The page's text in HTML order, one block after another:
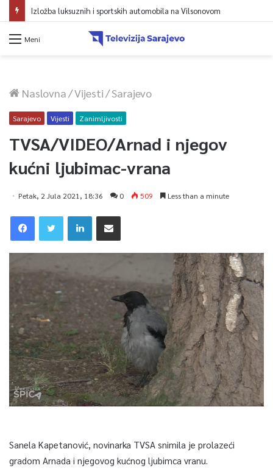
Meni
Naslovna/Vijesti/Sarajevo
Sarajevo Vijesti Zanimljivosti
TVSA/VIDEO/Arnad i njegov
kućni ljubimac-vrana
Petak, 2 Jula 2021, 18:36 0 509 Less than a minute
Sanela Kapetanović, novinarka TVSA snimila je prolazeći
gradom Arnada i njegovog kućnog ljubimca vranu.